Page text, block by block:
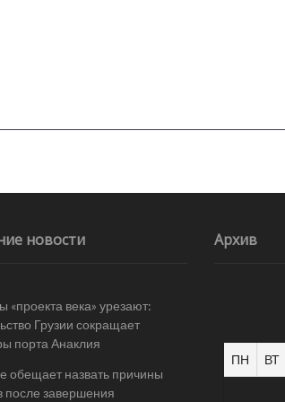
новости
«проекта века» урезают:
Грузии сокращает
порта Анаклия
обещает назвать причины
после завершения
Архив
ПН ВТ